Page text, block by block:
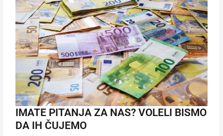
IMATE PITANJA ZA NAS? VOLELI BISMO
DA IH ČUJEMO